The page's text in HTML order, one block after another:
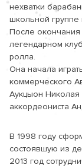
нехватки
школьной
После
легендарном
ролла.
Она начала
коммерческого
Аукцыон Николая
аккордеониста
В 1998 году
состоявшую из
2013 год